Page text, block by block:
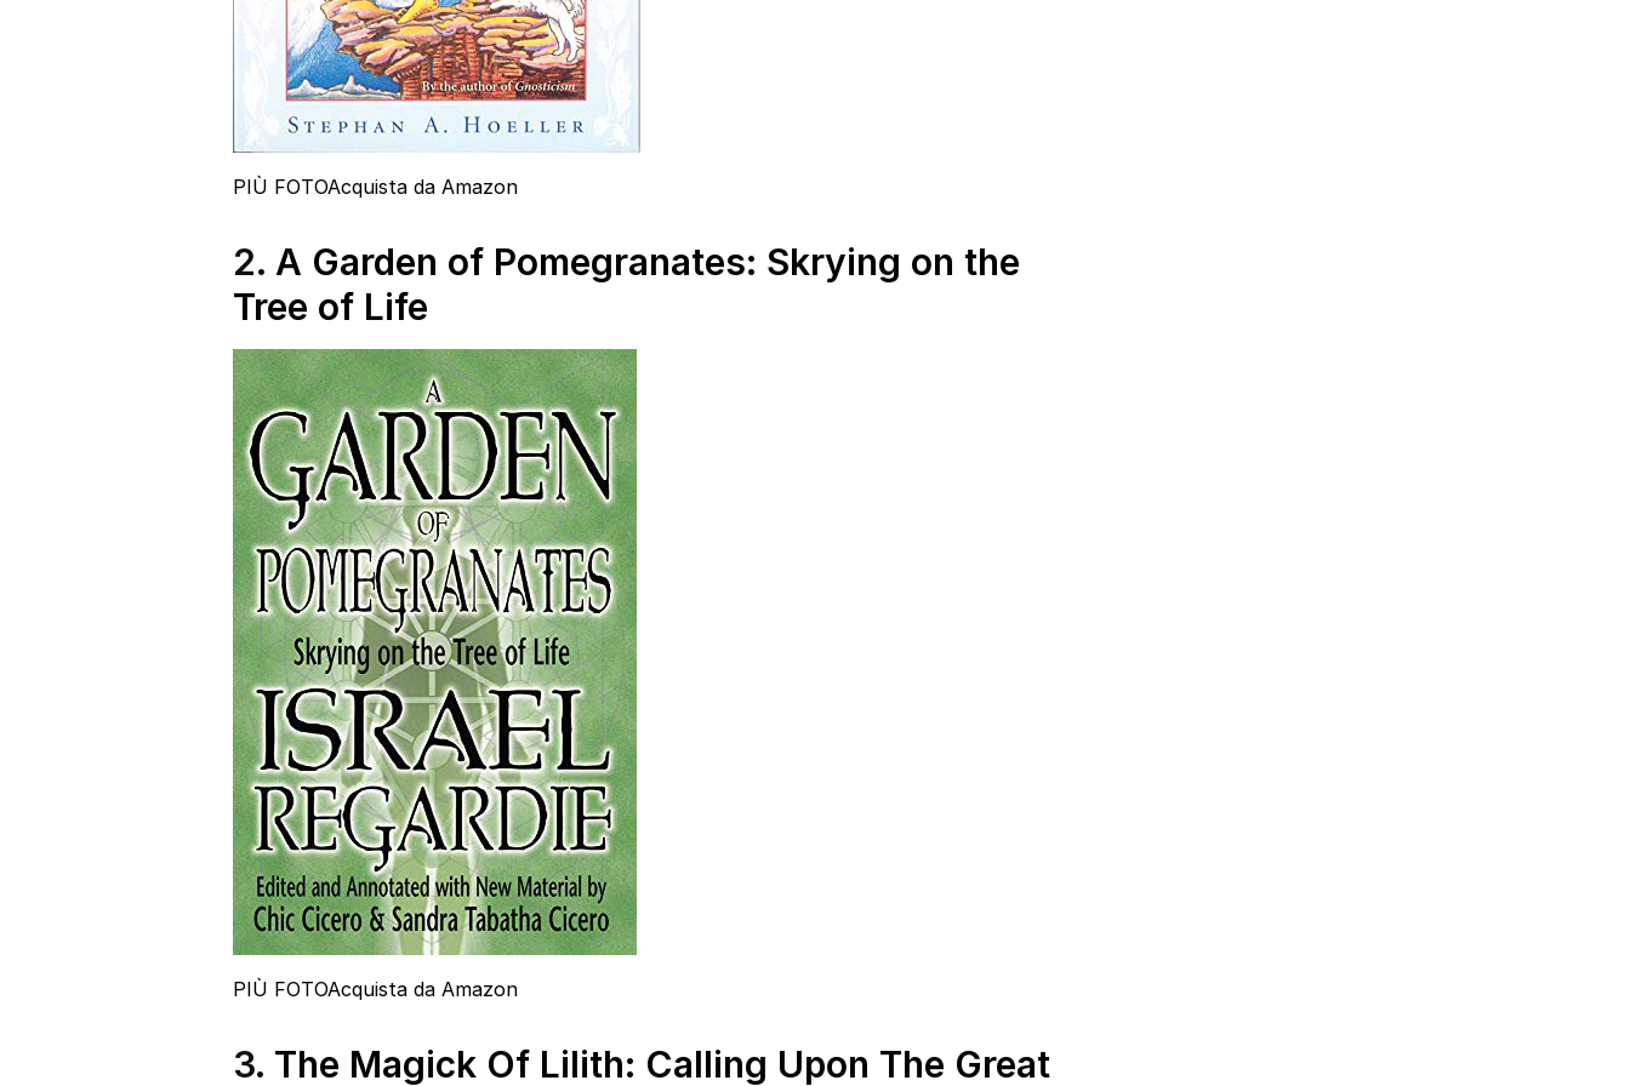
PIÙ FOTOAcquista da Amazon
2. A Garden of Pomegranates: Skrying on the
Tree of Life
PIÙ FOTOAcquista da Amazon
3. The Magick Of Lilith: Calling Upon The Great